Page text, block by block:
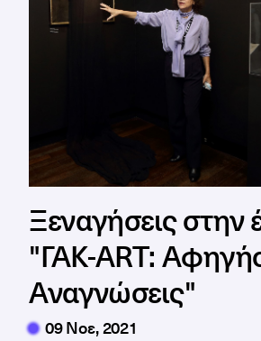
Ξεναγήσεις στην
"ΓΑΚ-ART:
Αναγνώσεις"
09 Νοε, 2021